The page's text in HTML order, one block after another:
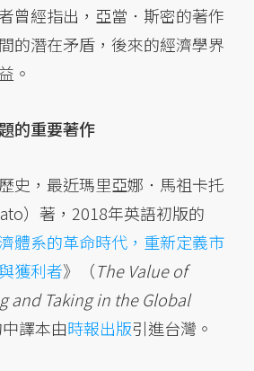
曾經指出，亞當．斯密的著作
的潛在矛盾，後來的經濟學界
。
的重要著作
史，最近瑪里亞娜．馬祖卡托
）著，2018年英語初版的
體系的革命時代，重新定義市
獲利者》（The Value of
and Taking in the Global
譯本由時報出版引進台灣。